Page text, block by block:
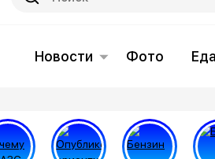
Новости Фото Еда